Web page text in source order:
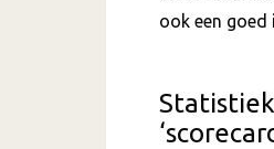
ook een